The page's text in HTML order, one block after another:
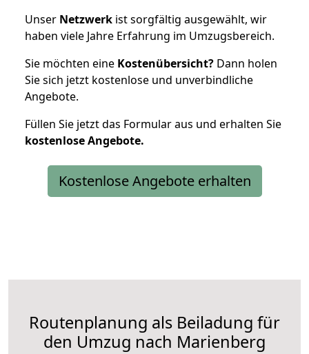
Unser Netzwerk ist sorgfältig ausgewählt, wir
haben viele Jahre Erfahrung im Umzugsbereich.
Sie möchten eine Kostenübersicht? Dann holen
Sie sich jetzt kostenlose und unverbindliche
Angebote.
Füllen Sie jetzt das Formular aus und erhalten Sie
kostenloseAngebote.
Kostenlose Angebote erhalten
Routenplanung als Beiladung für
den Umzug nach Marienberg